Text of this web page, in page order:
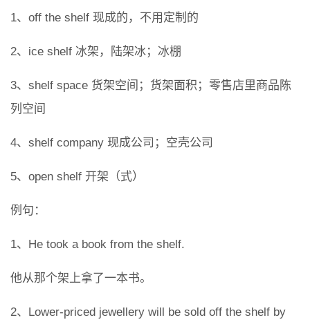
1、off the shelf 现成的，不用定制的
2、ice shelf 冰架，陆架冰；冰棚
3、shelf space 货架空间；货架面积；零售店里商品陈
列空间
4、shelf company 现成公司；空壳公司
5、open shelf 开架（式）
例句：
1、He took a book from the shelf.
他从那个架上拿了一本书。
2、Lower-priced jewellery will be sold off the shelf by